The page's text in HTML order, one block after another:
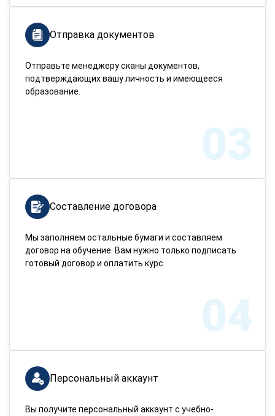
Отправка документов
Отправьте менеджеру сканы документов,
подтверждающих вашу личность и имеющееся
образование.
03
Составление договора
Мы заполняем остальные бумаги и составляем
договор на обучение. Вам нужно только подписать
готовый договор и оплатить курс.
04
Персональный аккаунт
Вы получите персональный аккаунт с учебно-